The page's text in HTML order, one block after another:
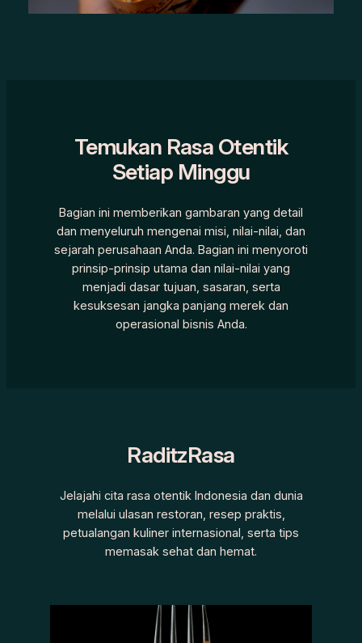
Temukan Rasa Otentik
Setiap Minggu
Bagian ini memberikan gambaran yang detail
dan menyeluruh mengenai misi, nilai-nilai, dan
sejarah perusahaan Anda. Bagian ini menyoroti
prinsip-prinsip utama dan nilai-nilai yang
menjadi dasar tujuan, sasaran, serta
kesuksesan jangka panjang merek dan
operasional bisnis Anda.
RaditzRasa
Jelajahi cita rasa otentik Indonesia dan dunia
melalui ulasan restoran, resep praktis,
petualangan kuliner internasional, serta tips
memasak sehat dan hemat.